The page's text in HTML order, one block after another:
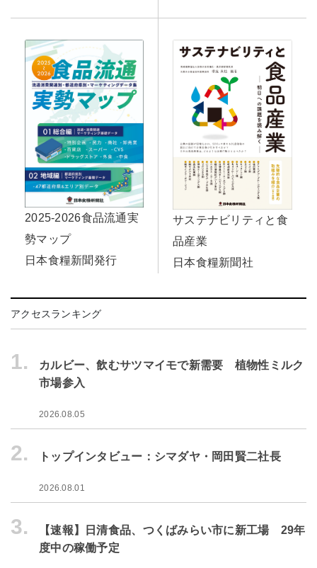
2025-2026食品流通実
勢マップ
日本食糧新聞発行
サステナビリティと食
品産業
日本食糧新聞社
アクセスランキング
1.
カルビー、飲むサツマイモで新需要 植物性ミルク
市場参入
2026.08.05
2. トップインタビュー：シマダヤ・岡田賢二社長
2026.08.01
3.
【速報】日清食品、つくばみらい市に新工場 29年
度中の稼働予定